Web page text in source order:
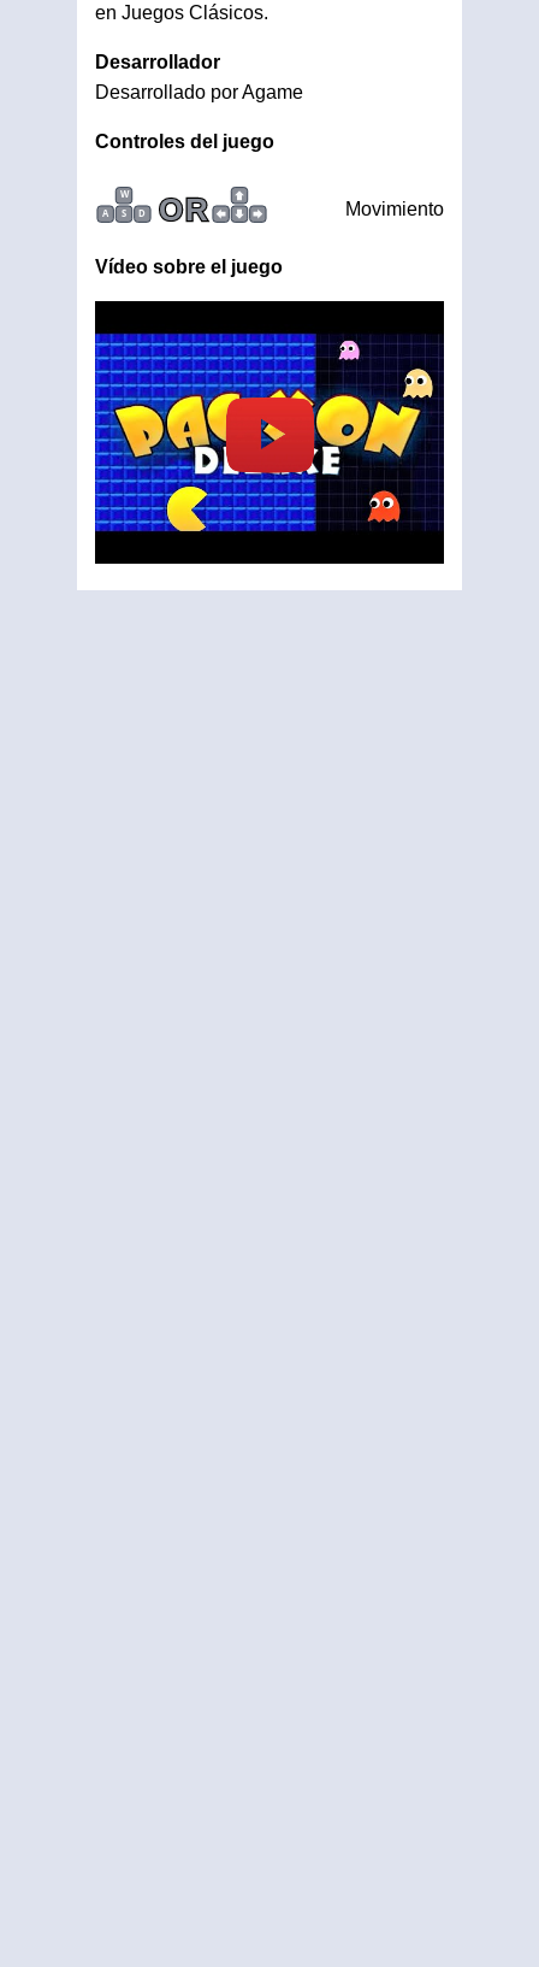
en Juegos Clásicos.
Desarrollador
Desarrollado por Agame
Controles del juego
W
A
S D OR Movimiento
Vídeo sobre el juego